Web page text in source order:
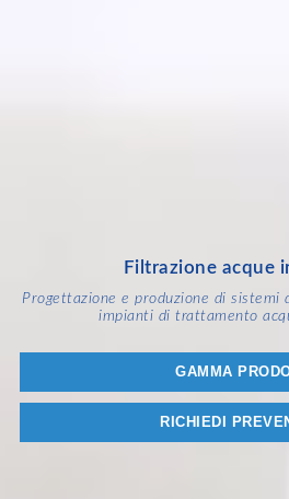
Filtrazione acque
Progettazione e produzione di sistemi
impianti di trattamento
GAMMA
RICHIEDI